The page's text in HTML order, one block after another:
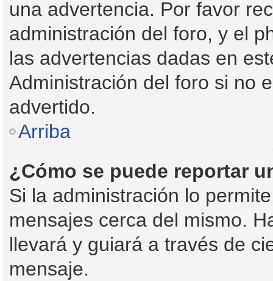
una advertencia. Por favor
administración del foro, y el
las advertencias dadas en
Administración del foro si no
advertido.
Arriba
¿Cómo se puede reportar
Si la administración lo
mensajes cerca del mismo.
llevará y guiará a través de
mensaje.